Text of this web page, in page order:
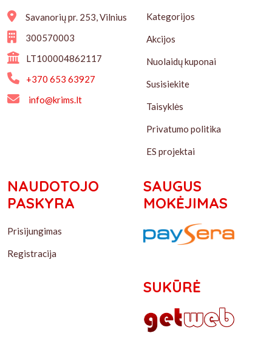
Savanorių pr. 253, Vilnius
300570003
LT100004862117
+370 653 63927
info@krims.lt
Kategorijos
Akcijos
Nuolaidų kuponai
Susisiekite
Taisyklės
Privatumo politika
ES projektai
NAUDOTOJO
PASKYRA
Prisijungimas
Registracija
SAUGUS
MOKĖJIMAS
SUKŪRĖ